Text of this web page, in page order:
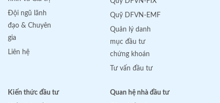
Đội ngũ lãnh
đạo & Chuyên
gia
Liên hệ
Quỹ DFVN-EMF
Quản lý danh
mục đầu tư
chứng khoán
Tư vấn đầu tư
Kiến thức đầu tư Quan hệ nhà đầu tư